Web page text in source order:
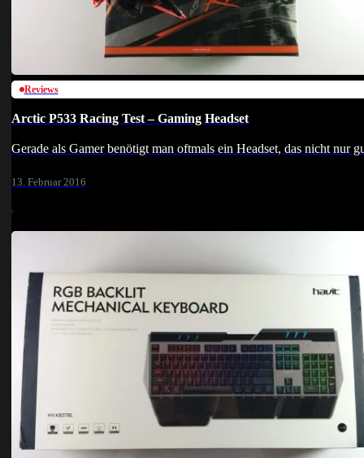
Reviews
Arctic P533 Racing Test – Gaming Headset
Gerade als Gamer benötigt man oftmals ein Headset, das nicht
13. Februar 2016